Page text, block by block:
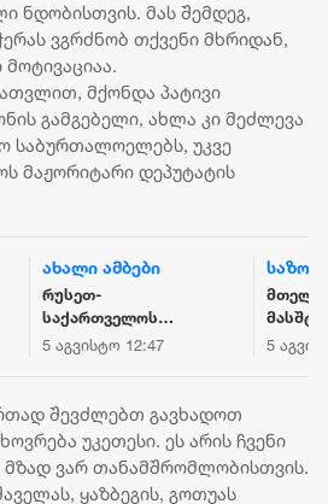
ნდობისთვის. მას შემდეგ,
ვგრძნობ თქვენი მხრიდან,
მქონდა პატივი
გამგებელი, ახლა კი მეძლევა
საბურთალოელებს, უკვე
მაჟორიტარი დეპუტატის
ახალი ამბები
რუსეთ-
საქართველოს
სასაზღვრო ზოლში
5 აგვისტო 12:47
მთელი
5
შევძლებთ გავხადოთ
უკეთესი. ეს არის ჩვენი
მზად ვარ თანამშრომლობისთვის.
ყაზბეგის, გოთუას